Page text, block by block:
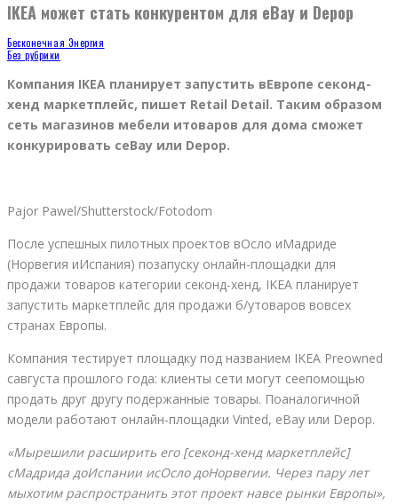
IKEA может стать конкурентом для eBay и Depop
Бесконечная Энергия
Без рубрики
Компания IKEA планирует запустить вЕвропе секонд-
хенд маркетплейс, пишет Retail Detail. Таким образом
сеть магазинов мебели итоваров для дома сможет
конкурировать сeBay или Depop.
Pajor Pawel/Shutterstock/Fotodom
После успешных пилотных проектов вОсло иМадриде
(Норвегия иИспания) позапуску онлайн-площадки для
продажи товаров категории секонд-хенд, IKEA планирует
запустить маркетплейс для продажи б/утоваров вовсех
странах Европы.
Компания тестирует площадку под названием IKEA Preowned
савгуста прошлого года: клиенты сети могут сеепомощью
продать друг другу подержанные товары. Поаналогичной
модели работают онлайн-площадки Vinted, eBay или Depop.
«Мырешили расширить его [секонд-хендмаркетплейс]
сМадрида доИспании исОсло доНорвегии. Через пару лет
мыхотим распространить этот проект навсе рынки Европы»,